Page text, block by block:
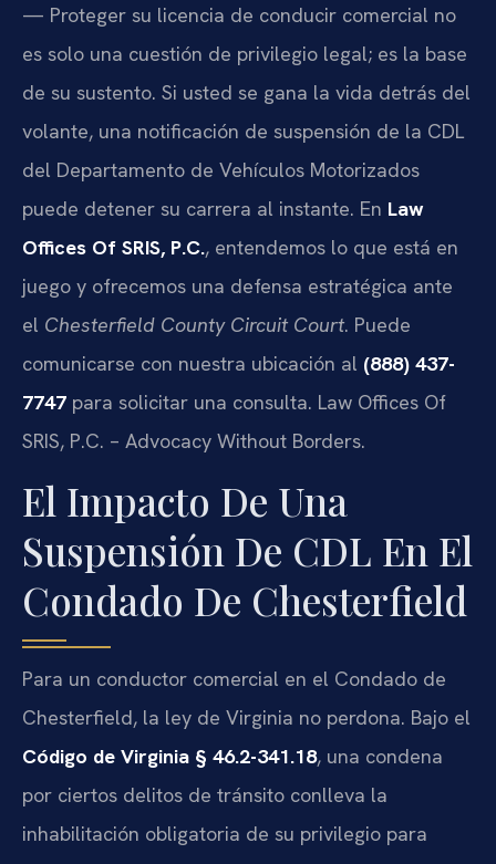
— Proteger su licencia de conducir comercial no
es solo una cuestión de privilegio legal; es la base
de su sustento. Si usted se gana la vida detrás del
volante, una notificación de suspensión de la CDL
del Departamento de Vehículos Motorizados
puede detener su carrera al instante. En Law
Offices Of SRIS, P.C., entendemos lo que está en
juego y ofrecemos una defensa estratégica ante
el Chesterfield County Circuit Court. Puede
comunicarse con nuestra ubicación al (888) 437-
7747 para solicitar una consulta. Law Offices Of
SRIS, P.C. – Advocacy Without Borders.
El Impacto De Una
Suspensión De CDL En El
Condado De Chesterfield
Para un conductor comercial en el Condado de
Chesterfield, la ley de Virginia no perdona. Bajo el
Código de Virginia § 46.2-341.18, una condena
por ciertos delitos de tránsito conlleva la
inhabilitación obligatoria de su privilegio para